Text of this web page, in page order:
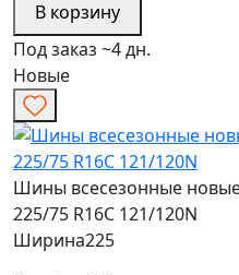
В корзину
Под заказ ~4 дн.
Новые
Шины всесезонные
225/75 R16C 121/120N
Ширина225